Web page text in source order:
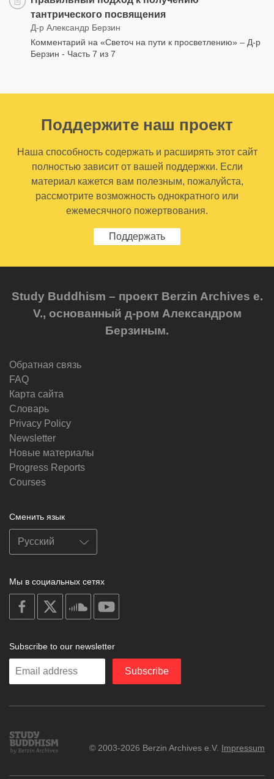
тантрического посвящения
Д-р Александр Берзин
Комментарий на «Светоч на пути к просветлению» – Д-р
Берзин - Часть 7 из 7
Поддержите наш проект
Наша способность содержать и расширять этот сайт
полностью зависит от вашей поддержки. Если
материал кажется вам полезным, пожалуйста,
рассмотрите возможность однократного или
ежемесячного пожертвования.
Поддержать
Study Buddhism – проект Berzin Archives e.
V., основанный д-ром Александром
Берзиным.
Обратная связь
FAQ
Карта сайта
Словарь
Privacy Policy
Newsletter
Новые материалы
Progress Reports
Courses
Сменить язык
Мы в социальных сетях
on
facebook
soundcloud
Subscribe to our newsletter
Enter
Subscribe
Study
Buddhism
© 2003-2026 Berzin Archives e.V. Impressum